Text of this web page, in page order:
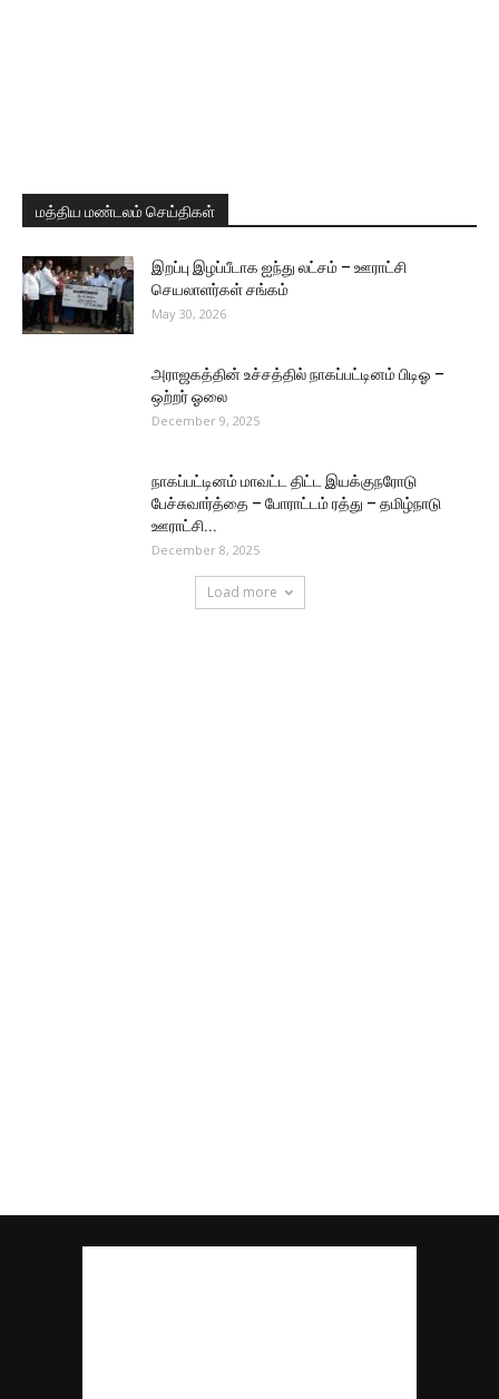
மத்திய மண்டலம் செய்திகள்
இறப்பு இழப்பீடாக ஐந்து லட்சம் – ஊராட்சி
செயலாளர்கள் சங்கம்
May 30, 2026
அராஜகத்தின் உச்சத்தில் நாகப்பட்டினம் பிடிஓ –
ஒற்றர் ஓலை
December 9, 2025
நாகப்பட்டினம் மாவட்ட திட்ட இயக்குநரோடு
பேச்சுவார்த்தை – போராட்டம் ரத்து – தமிழ்நாடு
ஊராட்சி...
December 8, 2025
Load more